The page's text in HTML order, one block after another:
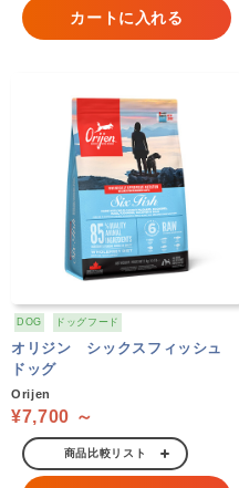
カートに入れる
DOG ドッグフード
オリジン シックスフィッシュ
ドッグ
Orijen
¥7,700 ～
商品比較リスト